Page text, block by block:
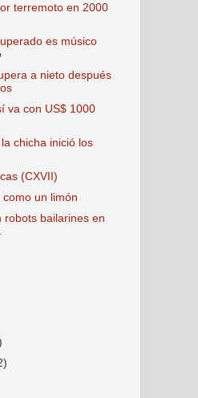
terremoto en 2000
es músico
a nieto después
va con US$ 1000
chicha inició los
(CXVII)
como un limón
robots bailarines en